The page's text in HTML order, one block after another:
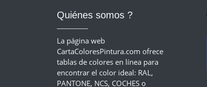
Quiénes somos ?
La página web
CartaColoresPintura.com ofrece
tablas de colores en línea para
encontrar el color ideal: RAL,
PANTONE, NCS, COCHES o